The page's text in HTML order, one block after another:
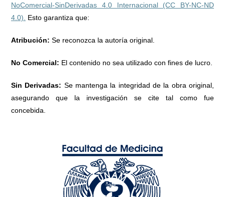
NoComercial-SinDerivadas 4.0 Internacional (CC BY-NC-ND
4.0).
Esto garantiza que:
Atribución: Se reconozca la autoría original.
No Comercial: El contenido no sea utilizado con fines de lucro.
Sin Derivadas: Se mantenga la integridad de la obra original,
asegurando que la investigación se cite tal como fue
concebida.